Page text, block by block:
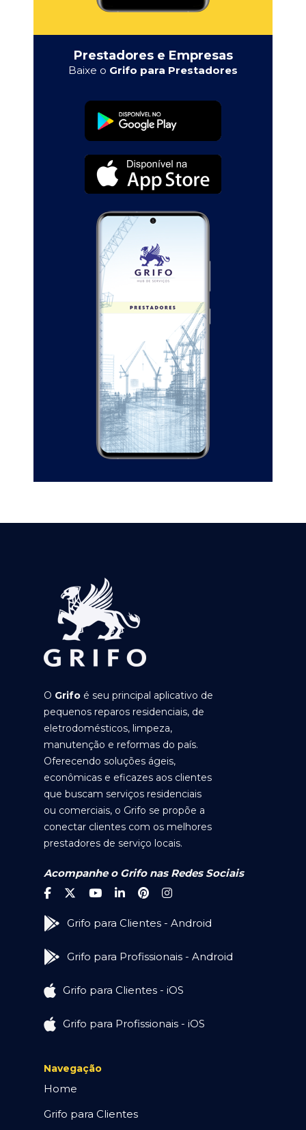
Prestadores e Empresas
Baixe o Grifo para Prestadores
O Grifo é seu principal aplicativo de
pequenos reparos residenciais, de
eletrodomésticos, limpeza,
manutenção e reformas do país.
Oferecendo soluções ágeis,
econômicas e eficazes aos clientes
que buscam serviços residenciais
ou comerciais, o Grifo se propõe a
conectar clientes com os melhores
prestadores de serviço locais.
Acompanhe o Grifo nas Redes Sociais
Grifo para Clientes - Android
Grifo para Profissionais - Android
Grifo para Clientes - iOS
Grifo para Profissionais - iOS
Navegação
Home
Grifo para Clientes